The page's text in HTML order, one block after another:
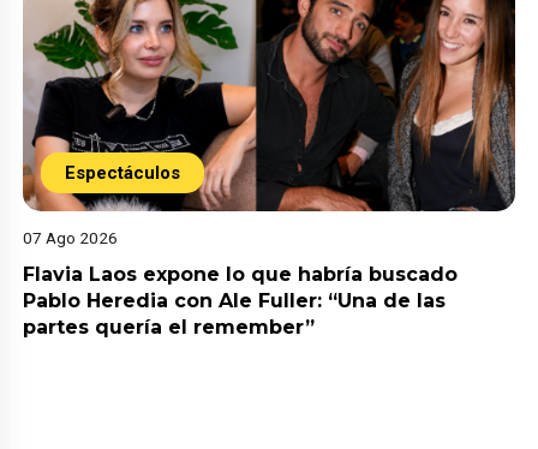
Espectáculos
07 Ago 2026
Flavia Laos expone lo que habría buscado
Pablo Heredia con Ale Fuller: “Una de las
partes quería el remember”